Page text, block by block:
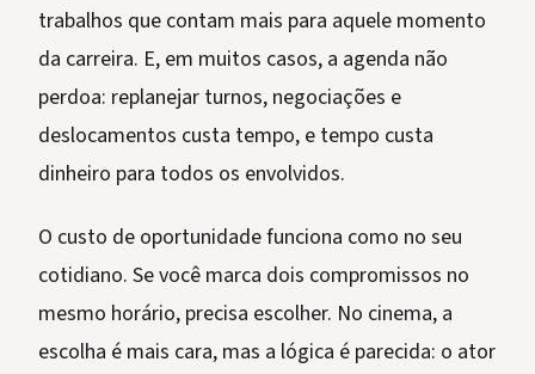
trabalhos que contam mais para aquele momento
da carreira. E, em muitos casos, a agenda não
perdoa: replanejar turnos, negociações e
deslocamentos custa tempo, e tempo custa
dinheiro para todos os envolvidos.
O custo de oportunidade funciona como no seu
cotidiano. Se você marca dois compromissos no
mesmo horário, precisa escolher. No cinema, a
escolha é mais cara, mas a lógica é parecida: o ator